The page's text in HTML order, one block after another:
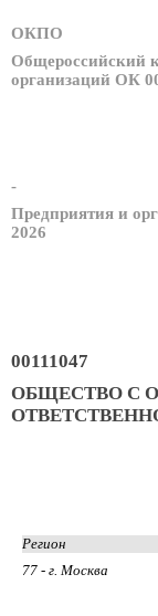
ОКПО
Общероссийский
организаций ОК
-
Предприятия и
2026
00111047
ОБЩЕСТВО С
Регион
77 - г. Москва